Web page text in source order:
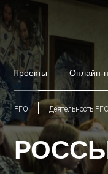
Проекты Онлайн-
РГО Деятельность РГО